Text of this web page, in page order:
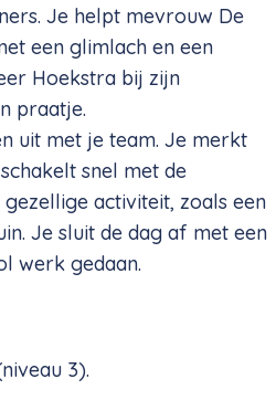
Je helpt mevrouw De
een glimlach en een
Hoekstra bij zijn
praatje.
uit met je team. Je merkt
snel met de
activiteit, zoals een
Je sluit de dag af met een
werk gedaan.
3).